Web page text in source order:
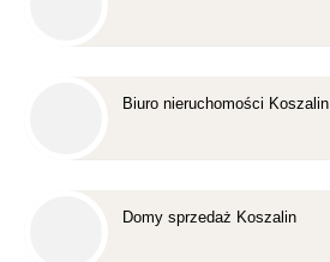
Biuro nieruchomości Koszalin
Domy sprzedaż Koszalin